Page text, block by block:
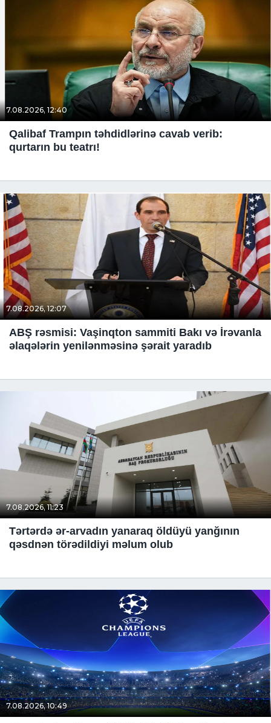
7.08.2026, 12:40
Qalibaf Trampın təhdidlərinə cavab verib:
qurtarın bu teatrı!
7.08.2026, 12:07
ABŞ rəsmisi: Vaşinqton sammiti Bakı və İrəvanla
əlaqələrin yenilənməsinə şərait yaradıb
7.08.2026, 11:23
Tərtərdə ər-arvadın yanaraq öldüyü yanğının
qəsdnən törədildiyi məlum olub
7.08.2026, 10:49